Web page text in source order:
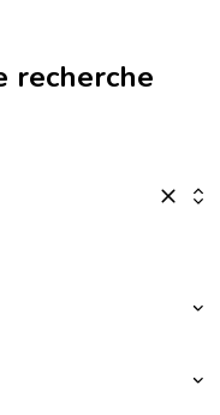
recherche